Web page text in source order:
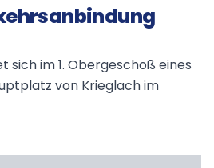
sich im 1. Obergeschoß eines
von Krieglach im